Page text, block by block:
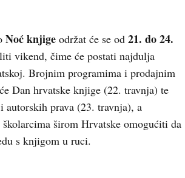
Noć knjige održat će se od 21. do 24.
vikend, čime će postati najdulja
Brojnim programima i prodajnim
Dan hrvatske knjige (22. travnja) te
autorskih prava (23. travnja), a
širom Hrvatske omogućiti da
s knjigom u ruci.